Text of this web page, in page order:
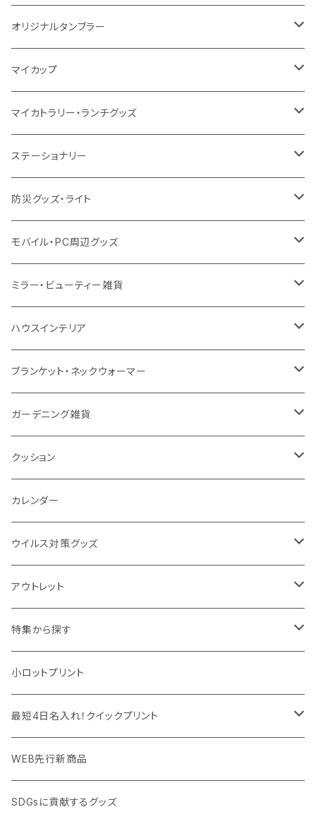
シーチング
8oz
10oz
デニム・デニムライク
ポリエステル
再生不織布
不織布
保冷
スウェット
12oz
ポリエステル
不織布
保冷
5oz
キャンパス
ポリエステル
不織布
スウェット
ランチグッズ
ハンカチ
傘
再生ファブリック
キャンパス
デニム・デニムライク
ポリエステル
不織布
保冷
EVA
防水
ナイロン
オーガニックコットン
再生ファブリック
フェアトレードコットン
デニム・デニムライク
ポリエステル
リネン
ステンレスサーモ
ステンレス
アルミ
クリアボトル
カスタムデザインボトル
オリジナルタンブラー
サーモタンブラー
ステンレス2層タンブラー
プラスチック2層タンブラー
アルミタンブラー
バンブータンブラー
コーヒー配合タンブラー
カスタムデザインタンブラー
マイカップ
サーモ
ステンレス
バンブー
コーヒー配合
プラスチック
陶器
磁器マグ・湯呑
カスタムデザイン
マイカトラリー・ランチグッズ
カトラリー
フードポット
コースター
ドリンク用品
保存容器
キッチンツール
ステーショナリー
単色ボールペン
多機能ペン
ペンケース
メモ
ノート
付箋
トレイ
パットカバー、ブックカバー
IDケース、パスケース、コインケース
デスク周辺
防災グッズ・ライト
防災セット
ラジオ・スピーカー
ハンディライト
デスクライト
付属ライト
ランタン
非常食
モバイル・PC周辺グッズ
チャージャー
充電器
モバイルスタンド
モバイルリング
アクセサリー・スマホケース
タッチペン
USBケーブル・ハブ
イヤホン・ヘッドフォン
マウスパッド
モバイル周辺グッズ
PC周辺グッズ
ミラー・ビューティー雑貨
折りたたみ式ミラー
スライド式ミラー
ケース付きミラー
手持ちミラー
ビューティー雑貨
ハウスインテリア
ピクチャーボード、ポスター
フォトフレーム、スタンド
キーホルダー
時計
ブランケット・ネックウォーマー
ブランケット
ネックウォーマー
マフラー・ストール
ガーデニング雑貨
F.O.B COOP
クッション
折りたたみクッション
カレンダー
ウイルス対策グッズ
除菌グッズ
パーテーション
マスク・フェイスシールド
測定・測量用品
加湿器・オゾン発生器
ウイルス対策消耗品
アウトレット
アウトレット
ドリンクフェア
ボトル・タンブラー
ポーチ・巾着
タオル・ブランケット
特集から探す
エンタメグッズ・イベント会場物販品
ご当地グッズ・オリジナルお土産品
フルカラー印刷ノベルティ
予算消化・備品におすすめグッズ
小ロットプリント
最短4日名入れ！クイックプリント
クイック印刷対応トートバッグ・エコバッグ
クイック印刷対応ポーチ・巾着
WEB先行新商品
SDGsに貢献するグッズ